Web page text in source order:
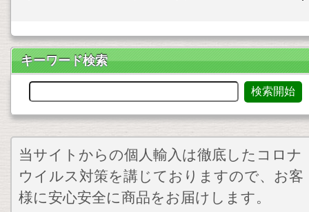
キーワード検索
当サイトからの個人輸入は徹底したコロナ
ウイルス対策を講じておりますので、お客
様に安心安全に商品をお届けします。